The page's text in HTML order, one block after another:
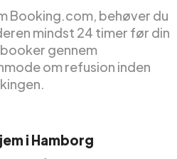
Booking.com, behøver du
mindst 24 timer før din
gennem
om refusion inden
i Hamborg